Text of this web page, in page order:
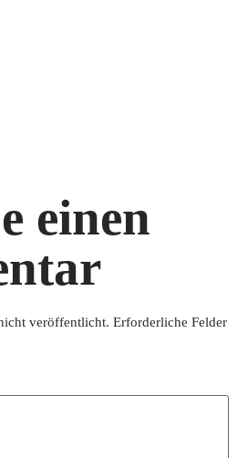
einen
veröffentlicht. Erforderliche Felder